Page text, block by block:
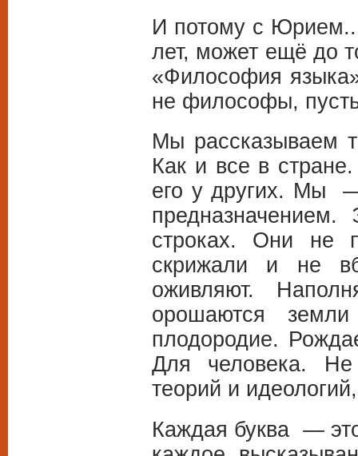
И потому с
лет, может ещё до
«Философия
не философы,
Мы рассказываем
Как и все в
его у других. Мы
предназначением.
строках. Они не
скрижали и не
оживляют.
орошаются
плодородие.
Для человека.
теорий и
Каждая буква —